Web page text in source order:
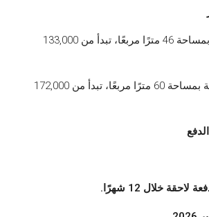
شقق غرفة وصالة بمساحة 46 مترًا مربعًا، تبدأ من 133,000
شقق غرفتين وصالة بمساحة 60 مترًا مربعًا، تبدأ من 172,000